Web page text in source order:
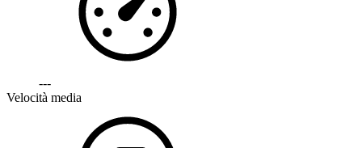
---
Velocità media